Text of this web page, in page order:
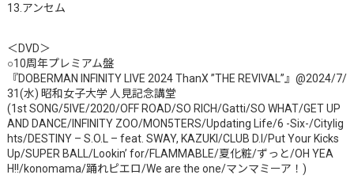
13.アンセム
＜DVD＞
○10周年プレミアム盤
『DOBERMAN INFINITY LIVE 2024 ThanX ”THE REVIVAL”』@2024/7/
31(水) 昭和女子大学 人見記念講堂
(1st SONG/5IVE/2020/OFF ROAD/SO RICH/Gatti/SO WHAT/GET UP
AND DANCE/INFINITY ZOO/MON5TERS/Updating Life/6 -Six-/Citylig
hts/DESTINY – S.O.L – feat. SWAY, KAZUKI/CLUB D.I/Put Your Kicks
Up/SUPER BALL/Lookin’ for/FLAMMABLE/夏化粧/ずっと/OH YEA
H!!/konomama/踊れピエロ/We are the one/マンマミーア！)